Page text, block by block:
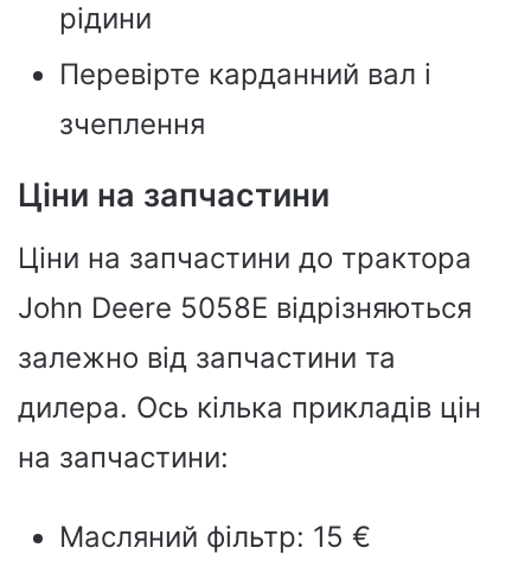
рідини
Перевірте карданний вал і
зчеплення
Ціни на запчастини
Ціни на запчастини до трактора
John Deere 5058E відрізняються
залежно від запчастини та
дилера. Ось кілька прикладів цін
на запчастини:
Масляний фільтр: 15 €